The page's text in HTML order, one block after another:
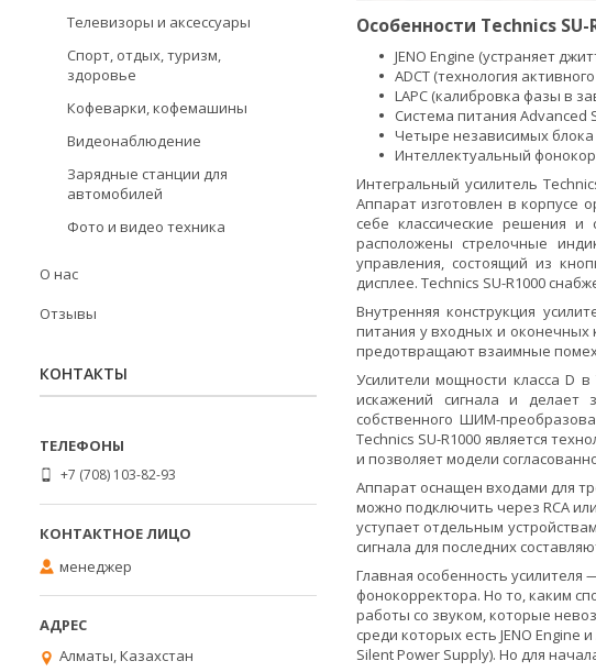
Особенности Technics SU-
JENO Engine (устраняет
ADCT (технология
LAPC (калибровка фазы в
Система питания Advanced
Четыре независимых блока
Интеллектуальный
Интегральный усилитель
Аппарат изготовлен в корпусе
себе классические решения
расположены стрелочные
управления, состоящий из
дисплее. Technics SU-R1000
Внутренняя конструкция
питания у входных и
предотвращают взаимные
Усилители мощности класса D
искажений сигнала и делает
собственного ШИМ-
Technics SU-R1000 является
и позволяет модели
Аппарат оснащен входами для
можно подключить через RCA
уступает отдельным
сигнала для последних
Главная особенность
фонокорректора. Но то, каким
работы со звуком, которые
среди которых есть JENO Engine
Silent Power Supply). Но для
Телевизоры и аксессуары
Спорт, отдых, туризм,
здоровье
Кофеварки, кофемашины
Видеонаблюдение
Зарядные станции для
автомобилей
Фото и видео техника
О нас
Отзывы
КОНТАКТЫ
+7 (708) 103-82-93
менеджер
Алматы, Казахстан